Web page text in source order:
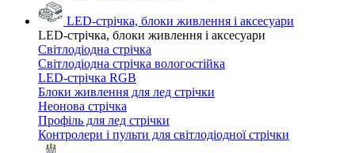
LED-стрічка, блоки живлення і аксесуари
LED-стрічка, блоки живлення і аксесуари
Світлодіодна стрічка
Світлодіодна стрічка вологостійка
LED-стрічка RGB
Блоки живлення для лед стрічки
Неонова стрічка
Профіль для лед стрічки
Контролери і пульти для світлодіодної стрічки